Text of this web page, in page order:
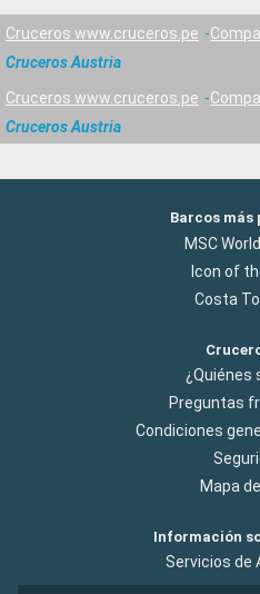
Cruceros www.cruceros.pe
Cruceros Austria
Cruceros www.cruceros.pe
Cruceros Austria
Barcos más
MSC
Icon of
Costa
¿Quiénes
Preguntas
Condiciones
Mapa
Información
Servicios de